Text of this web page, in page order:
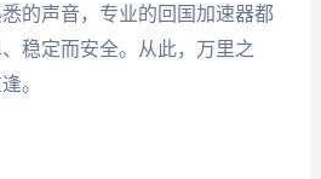
的声音，专业的回国加速器都
稳定而安全。从此，万里之
。